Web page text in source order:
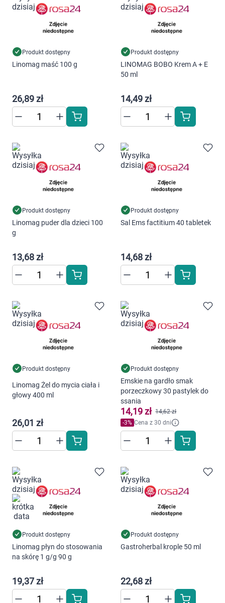
cookies poprzez kliknięcie przycisku
"Ustawienia" lub możesz zaakceptować
AKCEPTUJĘ WSZYSTKIE
Ustawienia
AKCEPTUJĘ WSZYSTKIE
Produkt dostępny
Linomag maść 100 g
26,89 zł
Produkt dostępny
LINOMAG BOBO Krem A + E
50 ml
14,49 zł
Produkt dostępny
Linomag puder dla dzieci 100
g
13,68 zł
Produkt dostępny
Sal Ems factitium 40 tabletek
14,68 zł
Produkt dostępny
Linomag Żel do mycia ciała i
głowy 400 ml
26,01 zł
Produkt dostępny
Emskie na gardło smak
porzeczkowy 30 pastylek do
ssania
14,19 zł 14,62 zł
-3% Cena z 30 dni
Produkt dostępny
Linomag płyn do stosowania
na skórę 1 g/g 90 g
19,37 zł
Produkt dostępny
Gastroherbal krople 50 ml
22,68 zł